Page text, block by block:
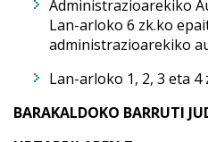
Administrazioarekiko
Lan-arloko 6 zk.ko
administrazioarekiko
Lan-arloko 1, 2, 3 eta
BARAKALDOKO BARRUTI